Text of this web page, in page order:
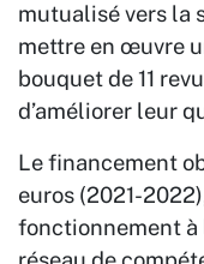
mutualisé vers la
mettre en œuvre
bouquet de 11
d’améliorer leur
Le financement
euros (2021-
fonctionnement à